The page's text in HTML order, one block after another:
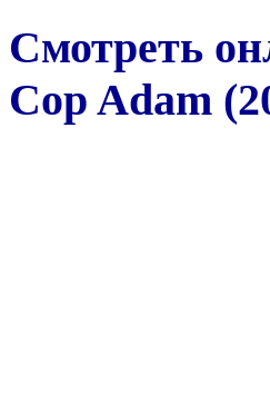
Смотреть
Cop Adam